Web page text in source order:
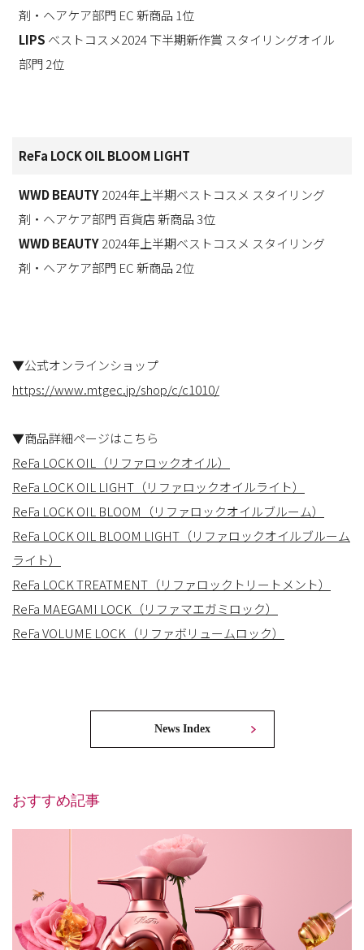
剤・ヘアケア部門 EC 新商品 1位
LIPS ベストコスメ2024 下半期新作賞 スタイリングオイル
部門 2位
ReFa LOCK OIL BLOOM LIGHT
WWD BEAUTY2024年上半期ベストコスメ スタイリング
剤・ヘアケア部門 百貨店 新商品 3位
WWD BEAUTY2024年上半期ベストコスメ スタイリング
剤・ヘアケア部門 EC 新商品 2位
▼公式オンラインショップ
https://www.mtgec.jp/shop/c/c1010/
▼商品詳細ページはこちら
ReFa LOCK OIL（リファロックオイル）
ReFa LOCK OIL LIGHT（リファロックオイルライト）
ReFa LOCK OIL BLOOM（リファロックオイルブルーム）
ReFa LOCK OIL BLOOM LIGHT（リファロックオイルブルーム
ライト）
ReFa LOCK TREATMENT（リファロックトリートメント）
ReFa MAEGAMI LOCK（リファマエガミロック）
ReFa VOLUME LOCK（リファボリュームロック）
News Index
おすすめ記事